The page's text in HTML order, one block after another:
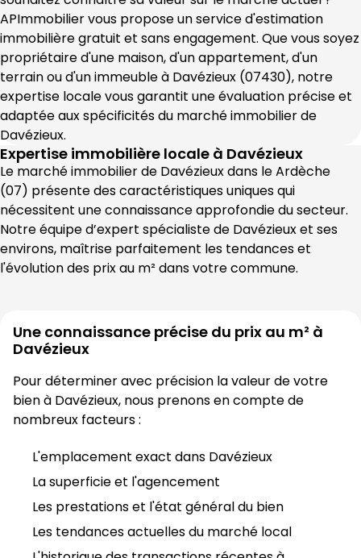
APImmobilier vous propose un service d'estimation
immobilière gratuit et sans engagement. Que vous soyez
propriétaire d'une maison, d'un appartement, d'un
terrain ou d'un immeuble à Davézieux (07430), notre
expertise locale vous garantit une évaluation précise et
Davézieux.
Expertise immobilière locale à Davézieux
Le marché immobilier de Davézieux dans le Ardèche
(07) présente des caractéristiques uniques qui
nécessitent une connaissance approfondie du secteur.
Notre équipe d’expert spécialiste de Davézieux et ses
environs, maîtrise parfaitement les tendances et
l'évolution des prix au m² dans votre commune.
Une connaissance précise du prix au m² à
Davézieux
Pour déterminer avec précision la valeur de votre
bien à Davézieux, nous prenons en compte de
nombreux facteurs :
L'emplacement exact dans Davézieux
La superficie et l'agencement
Les prestations et l'état général du bien
Les tendances actuelles du marché local